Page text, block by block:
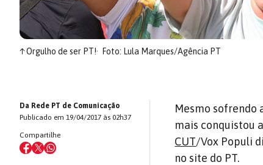
↑Orgulho de ser PT! Foto: Lula Marques/Agência PT
Da Rede PT de Comunicação
Publicado em 19/04/2017 às 02h37
Compartilhe
Mesmo sofrendo
mais conquistou
CUT/Vox Populi
no site do PT.